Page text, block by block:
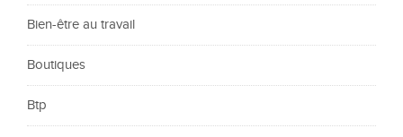
Bien-être au travail
Boutiques
Btp